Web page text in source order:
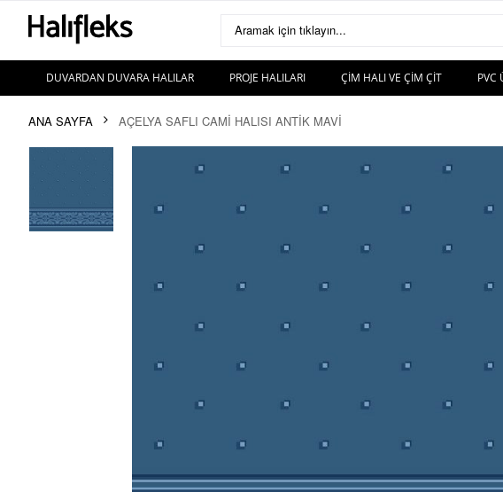
Aramak için tıklayın...
DUVARDAN DUVARA HALILAR PROJE HALILARI ÇIM HALI VE ÇIM ÇIT PVC
ANA SAYFA AÇELYA SAFLI CAMI HALISI ANTIK MAVI